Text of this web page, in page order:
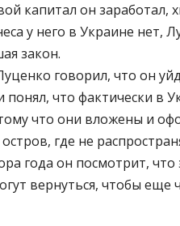
капитал он
у него в Украине
закон.
говорил, что он
понял, что фактически
что они вложены и
где не
года он посмотрит,
вернуться, чтобы